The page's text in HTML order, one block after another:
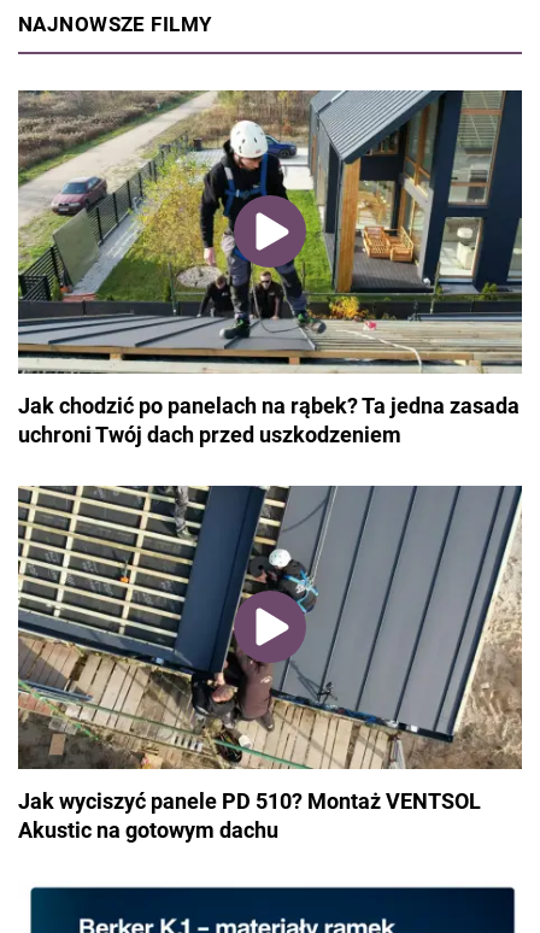
NAJNOWSZE FILMY
Jak chodzić po panelach na rąbek? Ta jedna zasada
uchroni Twój dach przed uszkodzeniem
Jak wyciszyć panele PD 510? Montaż VENTSOL
Akustic na gotowym dachu